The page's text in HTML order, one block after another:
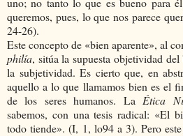
queremos, pues, lo que nos parece
24-26).
Este concepto de «bien aparente», al
philía, sitúa la supuesta objetividad
la subjetividad. Es cierto que, en
aquello a lo que llamamos bien es el
de los seres humanos. La Ética
sabemos, con una tesis radical: «El
todo tiende». (I, 1, lo94 a 3). Pero